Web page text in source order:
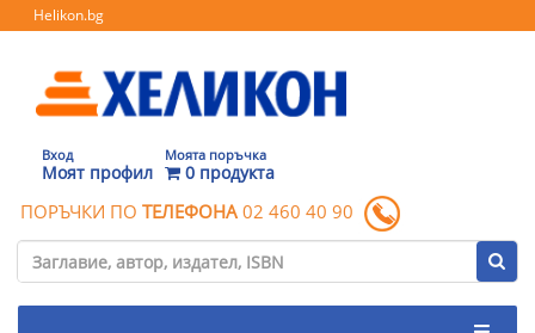
Helikon.bg
Вход
Моят профил
Моята поръчка
0 продукта
ПОРЪЧКИ ПО ТЕЛЕФОНА 02 460 40 90